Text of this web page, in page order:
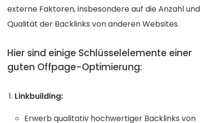
externe Faktoren, insbesondere auf die Anzahl und
Qualität der Backlinks von anderen Websites.
Hier sind einige Schlüsselelemente einer
guten Offpage-Optimierung:
Linkbuilding:
Erwerb qualitativ hochwertiger Backlinks von